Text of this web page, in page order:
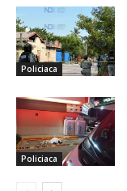
Policiaca
Policiaca